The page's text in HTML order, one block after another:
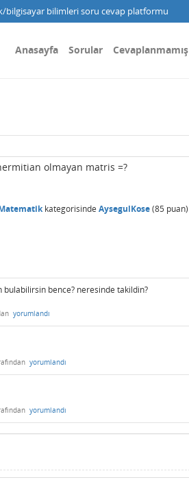
bilimleri soru cevap platformu
Anasayfa Sorular Cevaplanmamış
olmayan matris =?
kategorisinde AysegulKose(85 puan)
bence? neresinde takildin?
yorumlandı
yorumlandı
yorumlandı